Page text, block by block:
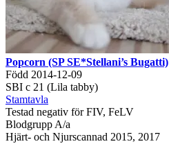
Popcorn (SP SE*Stellani’s Bugatti)
Född 2014-12-09
SBI c 21 (Lila tabby)
Stamtavla
Testad negativ för FIV, FeLV
Blodgrupp A/a
Hjärt- och Njurscannad 2015, 2017